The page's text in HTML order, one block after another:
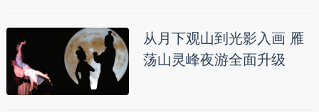
从月下观山到光影入画 雁
荡山灵峰夜游全面升级